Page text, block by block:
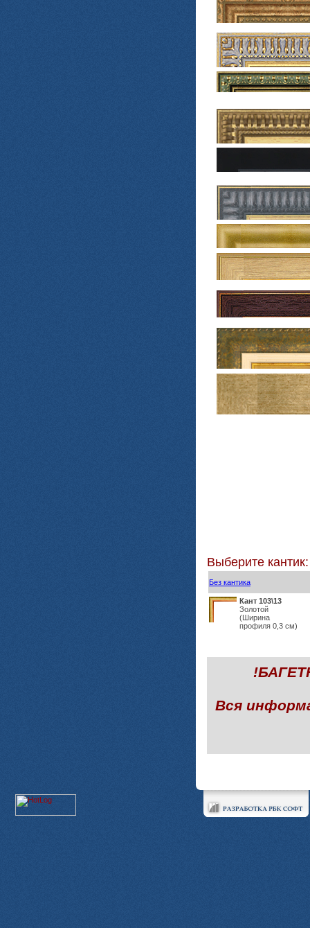
Выберите кантик:
Без кантика
Кант 103\13
Золотой
(Ширина
профиля 0,3 см)
Вся